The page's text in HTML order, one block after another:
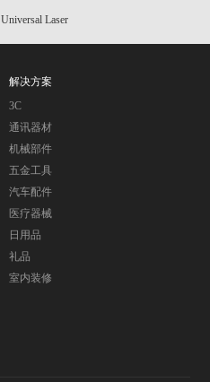
Universal Laser
解决方案
3C
通讯器材
机械部件
五金工具
汽车配件
医疗器械
日用品
礼品
室内装修